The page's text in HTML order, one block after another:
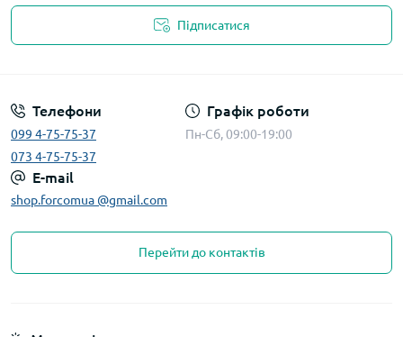
Підписатися
Телефони
099 4-75-75-37
073 4-75-75-37
Графік роботи
Пн-Сб, 09:00-19:00
E-mail
shop.forcomua @gmail.com
Перейти до контактів